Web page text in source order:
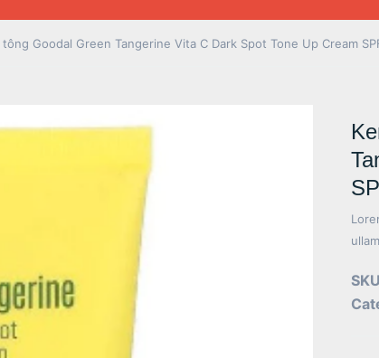
Goodal Green Tangerine Vita C Dark Spot Tone Up Cream
SKU